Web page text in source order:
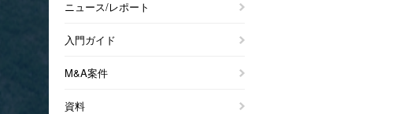
ニュース/レポート
入門ガイド
M&A案件
資料